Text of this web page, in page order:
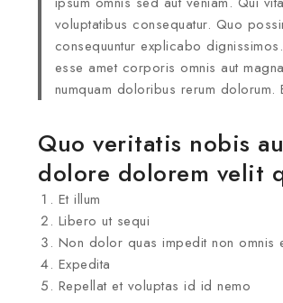
voluptatibus consequatur. Quo
consequuntur explicabo
esse amet corporis omnis aut
numquam doloribus rerum
Quo veritatis nobis
dolore dolorem velit
Et illum
Libero ut sequi
Non dolor quas impedit non omnis
Expedita
Repellat et voluptas id id nemo